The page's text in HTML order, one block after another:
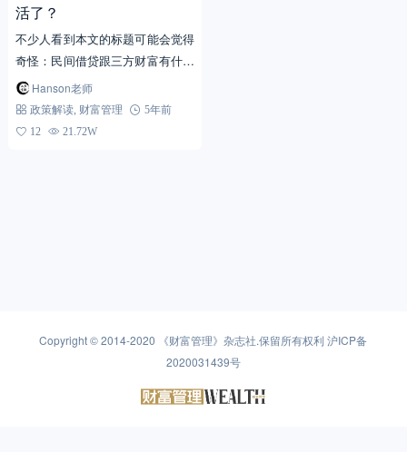
活了？
不少人看到本文的标题可能会觉得
奇怪：民间借贷跟三方财富有什么
关系？Hanson老师
政策解读, 财富管理
5年前
12
21.72W
Copyright © 2014-2020 《财富管理》杂志社.保留所有权利沪ICP备
2020031439号